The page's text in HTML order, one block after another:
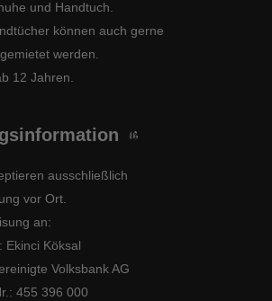
und Handtuch.
können auch gerne
werden.
12 Jahren.
ausschließlich
vor Ort.
an:
Ekinci Köksal
Volksbank AG
455 396 000